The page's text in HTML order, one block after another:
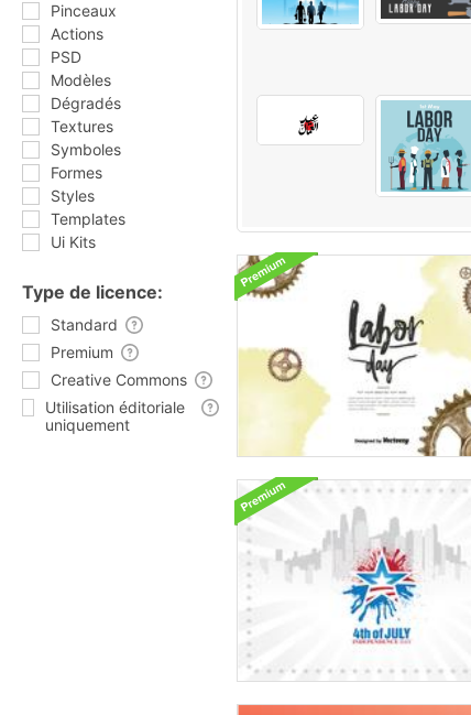
Pinceaux
Actions
PSD
Modèles
Dégradés
Textures
Symboles
Formes
Styles
Templates
Ui Kits
Type de licence:
Standard
Premium
Creative Commons
Utilisation éditoriale
uniquement